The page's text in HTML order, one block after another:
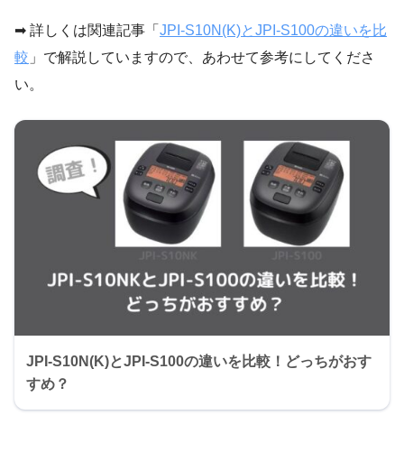
➡ 詳しくは関連記事「 JPI-S10N(K)とJPI-S100の違いを比
較 」で解説していますので、あわせて参考にしてくださ
い。
JPI-S10N(K)とJPI-S100の違いを比較！どっちがおす
すめ？